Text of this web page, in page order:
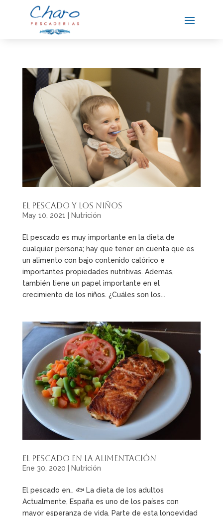
El pescado y los niños
May 10, 2021 Nutrición
El pescado es muy importante en la dieta de
cualquier persona; hay que tener en cuenta que es
un alimento con bajo contenido calórico e
importantes propiedades nutritivas. Además,
también tiene un papel importante en el
crecimiento de los niños. ¿Cuáles son los...
El pescado en la alimentación
Ene 30, 2020 Nutrición
El pescado en… 🐟 La dieta de los adultos
Actualmente, España es uno de los países con
mayor esperanza de vida. Parte de esta longevidad